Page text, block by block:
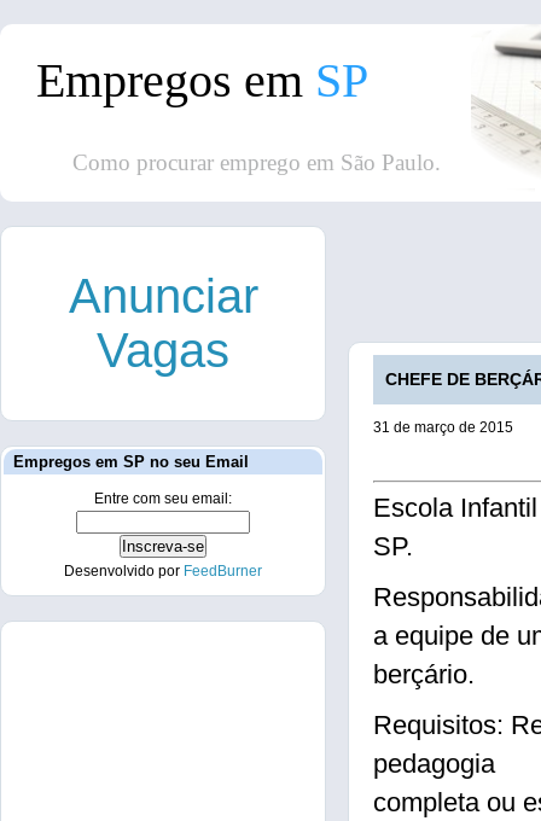
Empregos em SP
Como procurar emprego em São Paulo.
CHEFE DE
31 de março de 2015
Escola
SP.
a equipe de
berçário.
Requisitos:
pedagogia
completa ou
Anunciar
Vagas
Empregos em SP no seu Email
Entre com seu email:
Desenvolvido por FeedBurner